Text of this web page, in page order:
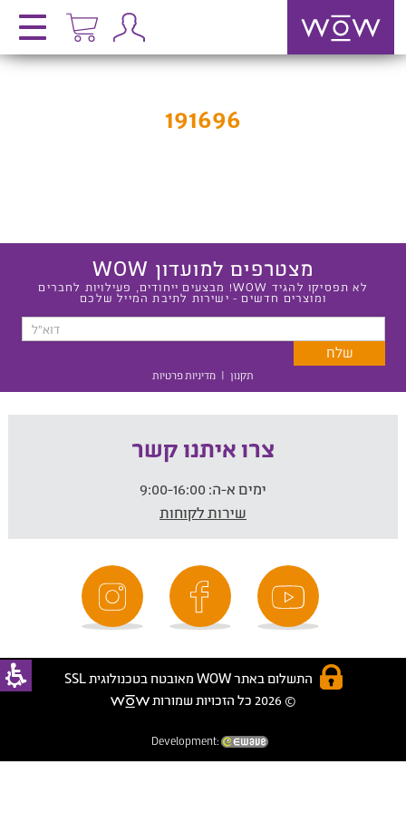
191696
מצטרפים למועדון WOW
לא תפסיקו להגיד WOW! מבצעים ייחודים, פעילויות לחברים
ומוצרים חדשים - ישירות לתיבת המייל שלכם
תקנון | מדיניות פרטיות
צרו איתנו קשר
ימים א-ה:
שירות לקוחות
התשלום באתר WOW מאובטח בטכנולוגית SSL
© 2026 כל הזכויות שמורות
Development: